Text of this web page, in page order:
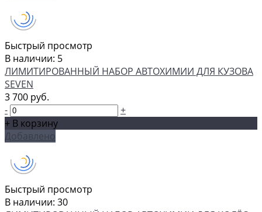
Быстрый просмотр
В наличии: 5
ЛИМИТИРОВАННЫЙ НАБОР АВТОХИМИИ ДЛЯ КУЗОВА
SEVEN
3 700 руб.
-
+
+ В корзину
Добавлено
Быстрый просмотр
В наличии: 30